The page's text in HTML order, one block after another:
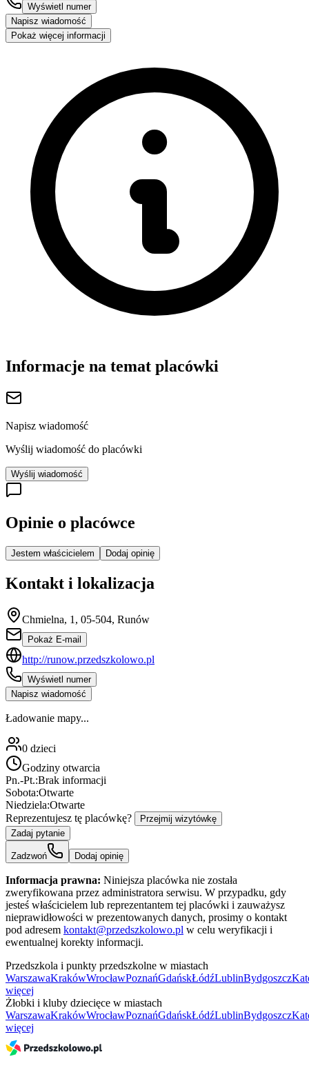
Wyświetl numer
Napisz wiadomość
Pokaż więcej informacji
Informacje na temat placówki
Napisz wiadomość
Wyślij wiadomość do placówki
Wyślij wiadomość
Opinie o placówce
Jestem właścicielem Dodaj opinię
Kontakt i lokalizacja
Chmielna, 1, 05-504, Runów
Pokaż E-mail
http://runow.przedszkolowo.pl
Wyświetl numer
Napisz wiadomość
Ładowanie mapy...
0 dzieci
Godziny otwarcia
Pn.-Pt.:Brak informacji
Sobota:Otwarte
Niedziela:Otwarte
Reprezentujesz tę placówkę?
Przejmij wizytówkę
Zadaj pytanie
Zadzwoń Dodaj opinię
Informacja prawna: Niniejsza placówka nie została
zweryfikowana przez administratora serwisu. W przypadku, gdy
jesteś właścicielem lub reprezentantem tej placówki i zauważysz
nieprawidłowości w prezentowanych danych, prosimy o kontakt
pod adresem kontakt@przedszkolowo.pl w celu weryfikacji i
ewentualnej korekty informacji.
Przedszkola i punkty przedszkolne w miastach
WarszawaKrakówWrocławPoznańGdańskŁódźLublinBydgoszcz
więcej
Żłobki i kluby dziecięce w miastach
WarszawaKrakówWrocławPoznańGdańskŁódźLublinBydgoszcz
więcej